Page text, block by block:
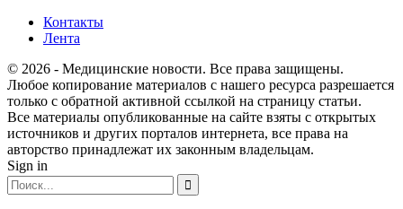
Контакты
Лента
© 2026 - Медицинские новости. Все права защищены.
Любое копирование материалов с нашего ресурса разрешается
только с обратной активной ссылкой на страницу статьи.
Все материалы опубликованные на сайте взяты с открытых
источников и других порталов интернета, все права на
авторство принадлежат их законным владельцам.
Sign in